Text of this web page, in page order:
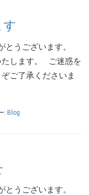
す
とうございます。
たします。 ご迷惑を
ご了承くださいま
: Blog
とうございます。